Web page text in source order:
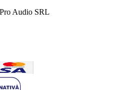
Audio SRL